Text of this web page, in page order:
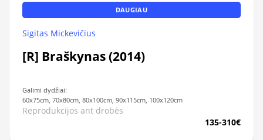
DAUGIAU
Sigitas Mickevičius
[R] Braškynas (2014)
Galimi dydžiai:
60x75cm, 70x80cm, 80x100cm, 90x115cm, 100x120cm
Reprodukcijos ant drobės
135-310€